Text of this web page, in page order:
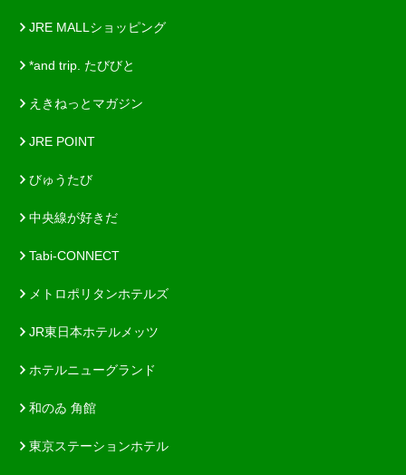
JRE MALLショッピング
*and trip. たびびと
えきねっとマガジン
JRE POINT
びゅうたび
中央線が好きだ
Tabi-CONNECT
メトロポリタンホテルズ
JR東日本ホテルメッツ
ホテルニューグランド
和のゐ 角館
東京ステーションホテル